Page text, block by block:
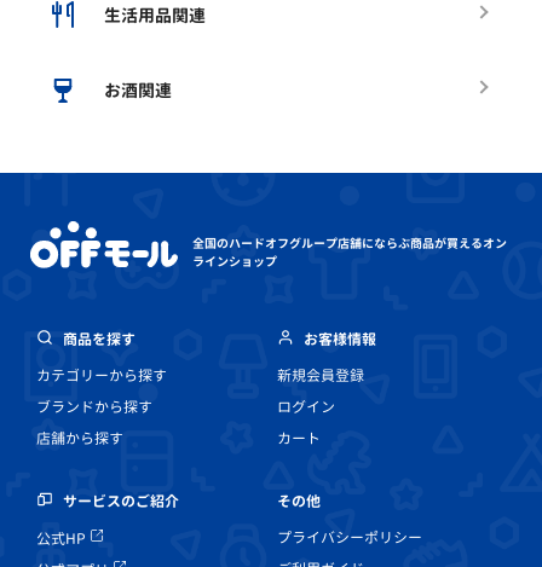
生活用品関連
お酒関連
全国のハードオフグループ店舗にならぶ商品が買えるオン
ラインショップ
商品を探す
カテゴリーから探す
ブランドから探す
店舗から探す
お客様情報
新規会員登録
ログイン
カート
サービスのご紹介
公式HP
その他
プライバシーポリシー